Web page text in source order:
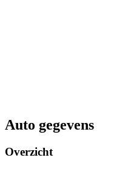
Auto gegevens
Overzicht